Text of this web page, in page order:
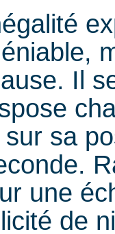
Il
sa
une
de